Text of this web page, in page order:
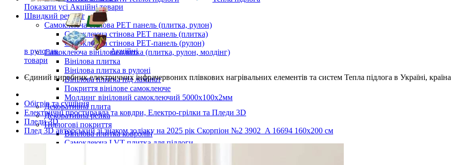
Показати усі Акційні товари
Швидкий ремонт
Самоклеюча стінова PET панель (плитка, рулон)
Самоклеюча стінова PET панель (плитка)
Самоклеюча стінова РЕТ-панель (рулон)
Самоклеюча вінілова плитка (плитка, рулон, молдінг)
Вінілова плитка
Вінілова плитка в рулоні
Вінілова плитка під ламінат
Покриття вінілове самоклеюче
Молдинг вініловий самоклеючий 5000х100х2мм
Декоративна плита
Декоративна рейка
Підлогові покриття
Вінілова плитка ковролін
Самоклеюча LVT плитка для підлоги
в рулонах
Акційні
товари
Єдиний виробникелектричних інфрачервоних плівкових нагрівальних елементів та систем Тепла підлога в Україні,
Обігрів та сушіння
Електричні простирадла та ковдри, Електро-грілки та Пледи 3D
Пледи 3D
Плед 3D авторський зі знаком зодіаку на 2025 рік Скорпіон №2 3902_A 16694 160х200 см